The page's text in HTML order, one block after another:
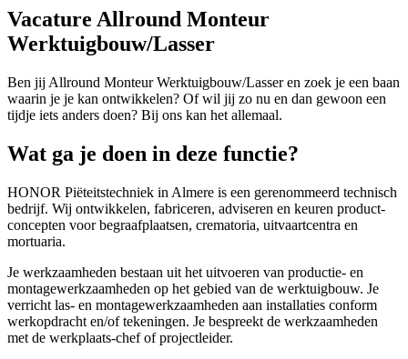
Vacature Allround Monteur
Werktuigbouw/Lasser
Ben jij Allround Monteur Werktuigbouw/Lasser en zoek je een baan
waarin je je kan ontwikkelen? Of wil jij zo nu en dan gewoon een
tijdje iets anders doen? Bij ons kan het allemaal.
Wat ga je doen in deze functie?
HONOR Piëteitstechniek in Almere is een gerenommeerd technisch
bedrijf. Wij ontwikkelen, fabriceren, adviseren en keuren product-
concepten voor begraafplaatsen, crematoria, uitvaartcentra en
mortuaria.
Je werkzaamheden bestaan uit het uitvoeren van productie- en
montagewerkzaamheden op het gebied van de werktuigbouw. Je
verricht las- en montagewerkzaamheden aan installaties conform
werkopdracht en/of tekeningen. Je bespreekt de werkzaamheden
met de werkplaats-chef of projectleider.